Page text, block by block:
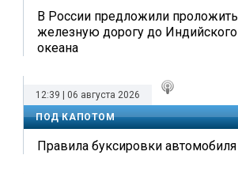
В России предложили проложить
железную дорогу до Индийского
океана
12:39 | 06 августа 2026
ПОД КАПОТОМ
Правила буксировки автомобиля